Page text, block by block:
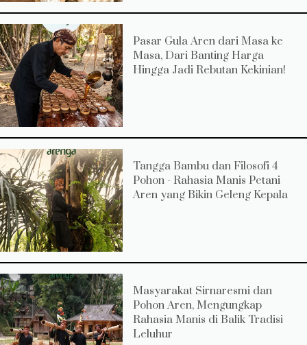
Pasar Gula Aren dari Masa ke
Masa, Dari Banting Harga
Hingga Jadi Rebutan Kekinian!
Tangga Bambu dan Filosofi 4
Pohon - Rahasia Manis Petani
Aren yang Bikin Geleng Kepala
Masyarakat Sirnaresmi dan
Pohon Aren, Mengungkap
Rahasia Manis di Balik Tradisi
Leluhur